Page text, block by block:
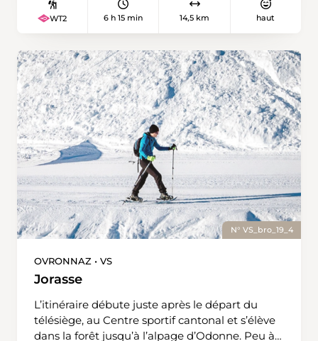
Place de la Télécabine. Une vue sur les Alpes
valaisannes et ses sommets de 4'000 mètres
longueur du trajet a raison de vos jambes, une
de vos connaissances pourra venir vous
récupérer avec son véhicule sur le parking des
Rousses.
WT2 6 h 15 min 14,5 km haut
N° VS_bro_19_4
OVRONNAZ • VS
Jorasse
L’itinéraire débute juste après le départ du
télésiège, au Centre sportif cantonal et s’élève
dans la forêt jusqu’à l’alpage d’Odonne. Peu à